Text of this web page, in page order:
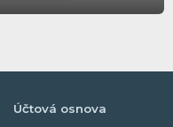
Účtová osnova